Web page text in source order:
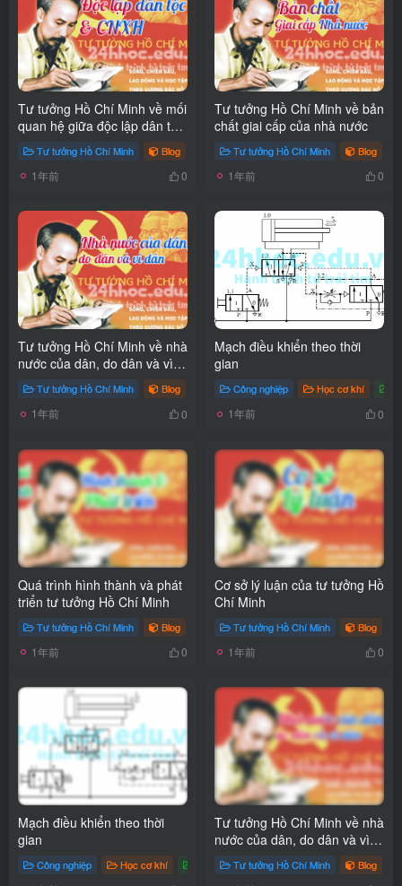
Tư tưởng Hồ Chí Minh về mối
quan hệ giữa độc lập dân tộc
và chủ nghĩa xã hội
Tư tưởng Hồ Chí Minh Blog
1年前 0
Tư tưởng Hồ Chí Minh về bản
chất giai cấp của nhà nước
Tư tưởng Hồ Chí Minh Blog
1年前 0
Tư tưởng Hồ Chí Minh về nhà
nước của dân, do dân và vì
dân Tư tưởng Hồ Chí Minh Blog
1年前 0
Mạch điều khiển theo thời
gian
Công nghiệp Học cơ khí
1年前 0
Quá trình hình thành và phát
triển tư tưởng Hồ Chí Minh
Tư tưởng Hồ Chí Minh Blog # Tư tưởng Hồ Chí Minh
1年前 0
Cơ sở lý luận của tư tưởng Hồ
Chí Minh
Tư tưởng Hồ Chí Minh Blog
1年前 0
Mạch điều khiển theo thời
gian
Công nghiệp Học cơ khí Thủy Lực Khí Nén Blog
Tư tưởng Hồ Chí Minh về nhà
nước của dân, do dân và vì
dân Tư tưởng Hồ Chí Minh Blog